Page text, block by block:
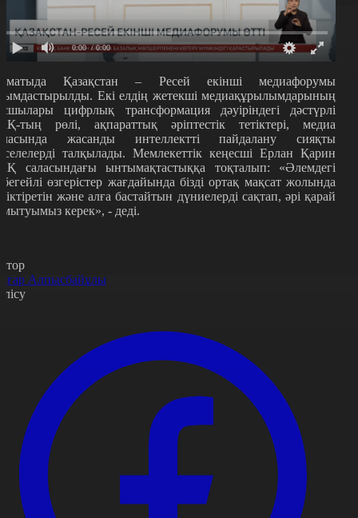
0:00 / 0:00
Қазақстан – Ресей екінші медиафорумы
Екі елдің жетекші медиақұрылымдарының
цифрлық трансформация дәуіріндегі дәстүрлі
тың рөлі, ақпараттық әріптестік тетіктері, медиа
жасанды интеллектті пайдалану сияқты
талқылады. Мемлекеттік кеңесші Ерлан Қарин
саласындағы ынтымақтастыққа тоқталып: «Әлемдегі
өзгерістер жағдайында бізді ортақ мақсат жолында
және алға бастайтын дүниелерді сақтап, әрі қарай
керек», - деді.
Алпысбайұлы